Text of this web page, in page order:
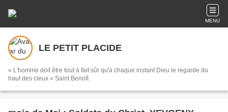
MENU
LE PETIT PLACIDE
« L'homme doit être tout à fait sûr qu'à chaque instant Dieu le regarde du
haut des cieux » Saint Benoît